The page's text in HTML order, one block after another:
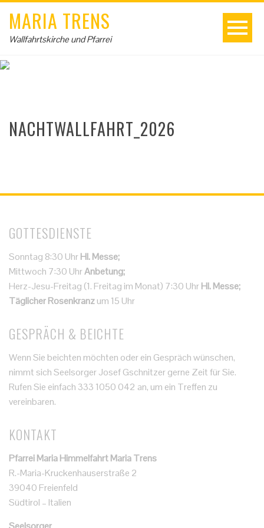
MARIA TRENS
Wallfahrtskirche und Pfarrei
NACHTWALLFAHRT_2026
GOTTESDIENSTE
Sonntag 8:30 UhrHl. Messe;
Mittwoch 7:30 UhrAnbetung;
Herz-Jesu-Freitag (1. Freitag im Monat) 7:30 UhrHl. Messe;
Täglicher Rosenkranzum 15 Uhr
GESPRÄCH & BEICHTE
Wenn Sie beichten möchten oder ein Gespräch wünschen,
nimmt sich Seelsorger Josef Gschnitzer gerne Zeit für Sie.
Rufen Sie einfach 333 1050 042 an, um ein Treffen zu
vereinbaren.
KONTAKT
Pfarrei Maria Himmelfahrt Maria Trens
R.-Maria-Kruckenhauserstraße 2
39040 Freienfeld
Südtirol – Italien